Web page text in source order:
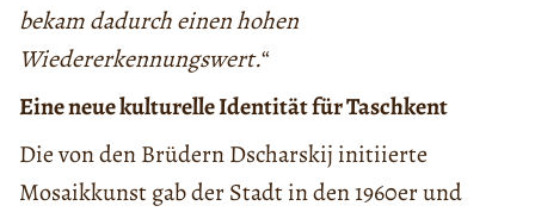
bekam dadurch einen hohen
Wiedererkennungswert.“
Eine neue kulturelle Identität für Taschkent
Die von den Brüdern Dscharskij initiierte
Mosaikkunst gab der Stadt in den 1960er und